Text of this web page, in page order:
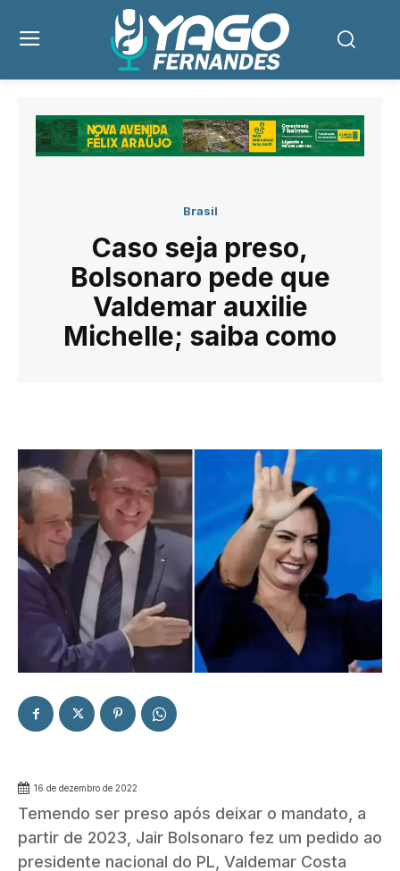
Brasil
Caso seja preso,
Bolsonaro pede que
Valdemar auxilie
Michelle; saiba como
16 de dezembro de 2022
Temendo ser preso após deixar o mandato, a
partir de 2023, Jair Bolsonaro fez um pedido ao
presidente nacional do PL, Valdemar Costa